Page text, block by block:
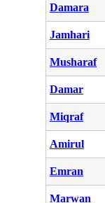
Damara
Jamhari
Musharaf
Damar
Miqraf
Amirul
Emran
Marwan